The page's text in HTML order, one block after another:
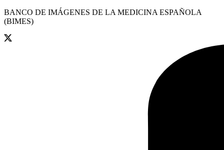
BANCO DE IMÁGENES DE LA MEDICINA ESPAÑOLA
(BIMES)